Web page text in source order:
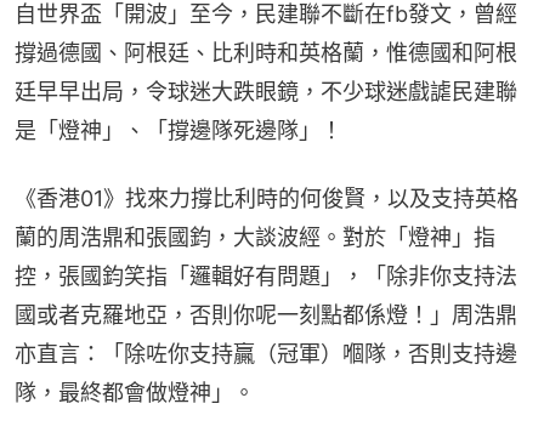
自世界盃「開波」至今，民建聯不斷在fb發文，曾經
撐過德國、阿根廷、比利時和英格蘭，惟德國和阿根
廷早早出局，令球迷大跌眼鏡，不少球迷戲謔民建聯
是「燈神」、「撐邊隊死邊隊」！
《香港01》找來力撐比利時的何俊賢，以及支持英格
蘭的周浩鼎和張國鈞，大談波經。對於「燈神」指
控，張國鈞笑指「邏輯好有問題」，「除非你支持法
國或者克羅地亞，否則你呢一刻點都係燈！」周浩鼎
亦直言：「除咗你支持贏（冠軍）嗰隊，否則支持邊
隊，最終都會做燈神」。